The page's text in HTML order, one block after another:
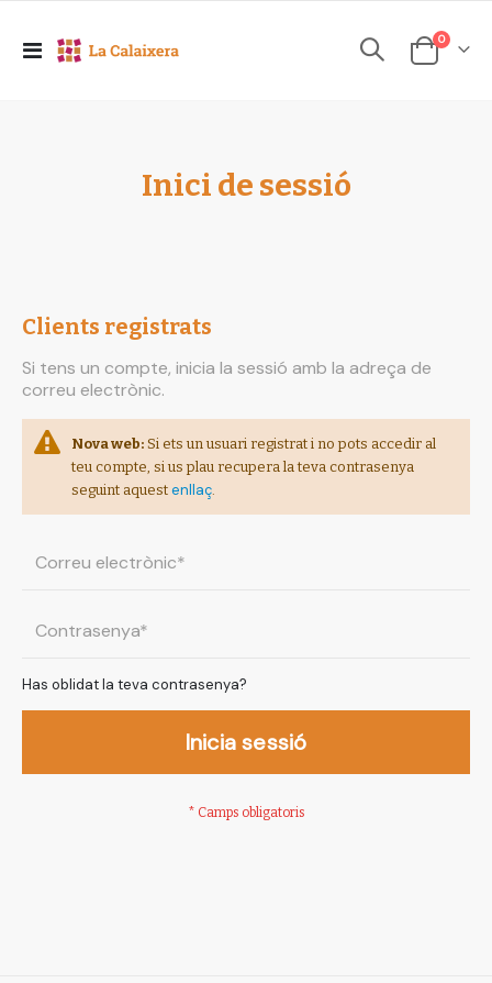
Toggle
Cesta
0elements
Inici de sessió
Clients registrats
Si tens un compte, inicia la sessió amb la adreça de
correu electrònic.
Nova web: Si ets un usuari registrat i no pots accedir al
teu compte, si us plau recupera la teva contrasenya
seguint aquest enllaç.
Has oblidat la teva contrasenya?
Inicia sessió